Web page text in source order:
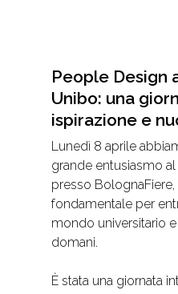
People Design
Unibo: una
ispirazione e
Lunedì 8 aprile
grande entusiasmo
presso
fondamentale per
mondo universitario
domani.
È stata una giornata